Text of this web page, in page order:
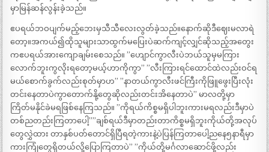
မှာမြန်ဆန်လွန်းခဲ့သည်။
ဧပရယ်ဘဝပျက်မည့်ဘေးမှသီသီလေးလွတ်ခဲ့သည်။နောက်ဆိုဒီဈေးမလာရဲ
တော့။အကယ်၍ထိုသူများသာထွက်မပြေးပဲဆက်ကျင့်လျှင်ဆိုသည့်အတွေး
ကဧပရယ်အားကျောချမ်းစေသည်။ ”ဟျောင်ကွာလီးပဲဘယ်သူမှမကြား
လောက်ဘူးကွလိုးရတော့မယ့်ဟာကိုကွာ” ”လီးကြားရင်ထောင်ထဲလည်းဝင်ရ
မယ်စောက်ခွက်လည်းစုတ်မှာဟ” ”နာတယ်ကွာလီးဖင်ကြီးကိုဖြူဖွေးပြီးလုံး
တင်းနေတာပဲကွာတောက်နို့တွေဆိုလည်းတင်းအိနေတာပဲ” မာလတို့မှာ
ကြိတ်မနိုင်ခဲမရဖြစ်နေကြသည်။ ”ကိုရယ်ကိစ္စမရှိပါဘူးကားမရလည်းဒီမှာပဲ
တစ်ညတည်းကြတာပေါ့””ချစ်ရယ်ဒီမှာတည်းတာကိစ္စမရှိဘူးကိုယ်တို့အလုပ်
တွေလွှဲထား တာနှစ်ပတ်တောင်ရှိပြီရတဲ့ကားနဲ့ပဲပြန်ကြတာပေါ့ညနေ၅နာရီမှာ
ကားကြုံတွေရှိတယ်လို့ပြောကြတာပဲ” ”ကိုယ်တို့မင်္ဂလာဆောင်ဖို့လည်း